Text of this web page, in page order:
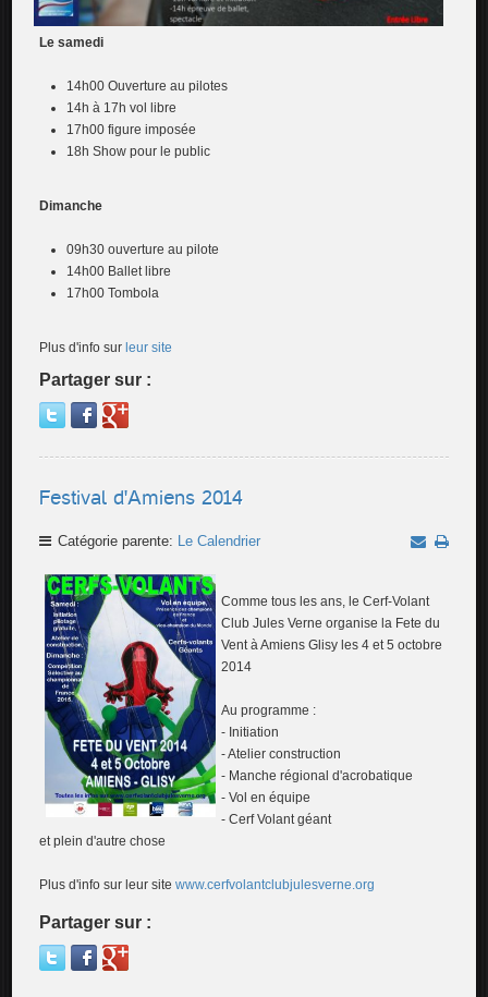
Le samedi
14h00 Ouverture au pilotes
14h à 17h vol libre
17h00 figure imposée
18h Show pour le public
Dimanche
09h30 ouverture au pilote
14h00 Ballet libre
17h00 Tombola
Plus d'info sur leur site
Partager sur :
Festival d'Amiens 2014
Catégorie parente: Le Calendrier
Comme tous les ans, le Cerf-Volant
Club Jules Verne organise la Fete du
Vent à Amiens Glisy les 4 et 5 octobre
2014
Au programme :
- Initiation
- Atelier construction
- Manche régional d'acrobatique
- Vol en équipe
- Cerf Volant géant
et plein d'autre chose
Plus d'info sur leur sitewww.cerfvolantclubjulesverne.org
Partager sur :